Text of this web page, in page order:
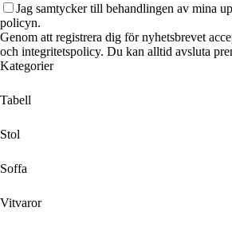
Jag samtycker till behandlingen av mina
policyn.
Genom att registrera dig för nyhetsbrevet
och integritetspolicy. Du kan alltid avsluta
Kategorier
Tabell
Stol
Soffa
Vitvaror